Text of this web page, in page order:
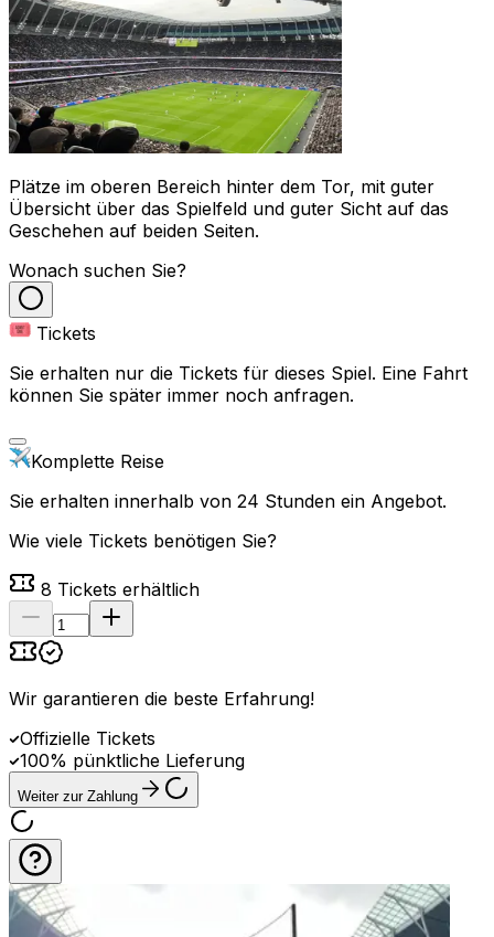
Plätze im oberen Bereich hinter dem Tor, mit guter
Übersicht über das Spielfeld und guter Sicht auf das
Geschehen auf beiden Seiten.
Wonach suchen Sie?
Tickets
Sie erhalten nur die Tickets für dieses Spiel. Eine Fahrt
können Sie später immer noch anfragen.
Komplette Reise
Sie erhalten innerhalb von 24 Stunden ein Angebot.
Wie viele Tickets benötigen Sie?
8 Tickets erhältlich
Wir garantieren die beste Erfahrung!
Offizielle Tickets
100% pünktliche Lieferung
Weiter zur Zahlung